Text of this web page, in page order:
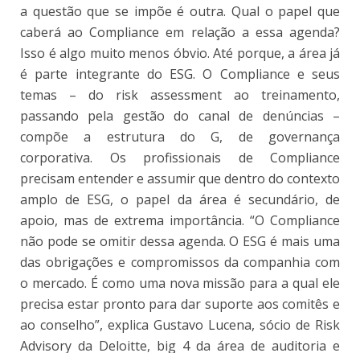
a questão que se impõe é outra. Qual o papel que
caberá ao Compliance em relação a essa agenda?
Isso é algo muito menos óbvio. Até porque, a área já
é parte integrante do ESG. O Compliance e seus
temas – do risk assessment ao treinamento,
passando pela gestão do canal de denúncias –
compõe a estrutura do G, de governança
corporativa. Os profissionais de Compliance
precisam entender e assumir que dentro do contexto
amplo de ESG, o papel da área é secundário, de
apoio, mas de extrema importância. “O Compliance
não pode se omitir dessa agenda. O ESG é mais uma
das obrigações e compromissos da companhia com
o mercado. É como uma nova missão para a qual ele
precisa estar pronto para dar suporte aos comitês e
ao conselho”, explica Gustavo Lucena, sócio de Risk
Advisory da Deloitte, big 4 da área de auditoria e